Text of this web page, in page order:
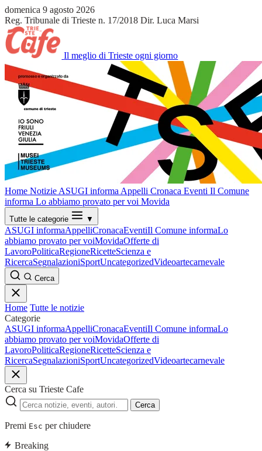
domenica 9 agosto 2026
Reg. Tribunale di Trieste n. 17/2018 Dir. Luca Marsi
Il meglio di Trieste ogni giorno
Home Notizie ASUGI informa Appelli Cronaca Eventi Il Comune
informa Lo abbiamo provato per voi Movida
Tutte le categorie ▼
ASUGI informaAppelliCronacaEventiIl Comune informaLo
abbiamo provato per voiMovidaOfferte di
LavoroPoliticaRegioneRicetteScienza e
RicercaSegnalazioniSportUncategorizedVideoartecarnevale
Cerca
Home Tutte le notizie
Categorie
ASUGI informaAppelliCronacaEventiIl Comune informaLo
abbiamo provato per voiMovidaOfferte di
LavoroPoliticaRegioneRicetteScienza e
RicercaSegnalazioniSportUncategorizedVideoartecarnevale
Cerca su Trieste Cafe
Cerca
Premi Esc per chiudere
Breaking